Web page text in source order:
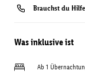
Brauchst du
Was inklusive ist
Ab 1